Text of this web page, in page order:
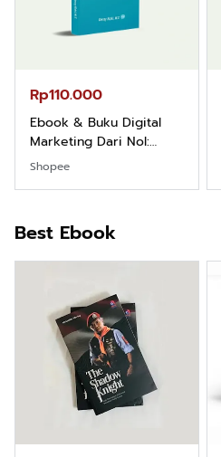
Rp110.000
Ebook & Buku Digital
Marketing Dari Nol:
Fondasi & Mindset untuk
Pemula
Shopee
Best Ebook